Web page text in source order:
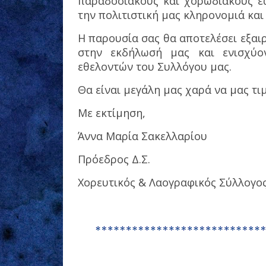
την πολιτιστική μας κληρονομιά
Η παρουσία σας θα αποτελέσει
στην εκδήλωσή μας και
εθελοντών του Συλλόγου μας.
Θα είναι μεγάλη μας χαρά να μας
Με εκτίμηση,
Άννα Μαρία Σακελλαρίου
Πρόεδρος Δ.Σ.
Χορευτικός & Λαογραφικός